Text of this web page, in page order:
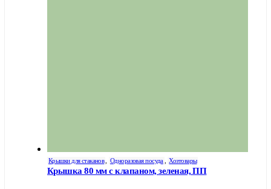
Крышки для стаканов Одноразовая посуда Хозтовары
Крышка 80 мм с клапаном, зеленая, ПП